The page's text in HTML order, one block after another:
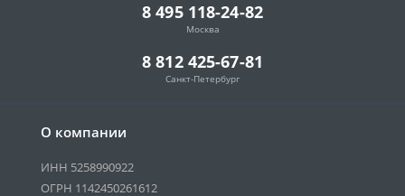
О компании
ИНН 5258990922
ОГРН 1142450261612
8 495 118-24-82
Москва
8 812 425-67-81
Санкт-Петербург